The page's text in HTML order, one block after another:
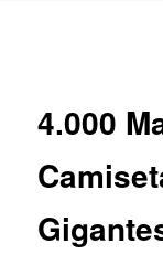
4.000